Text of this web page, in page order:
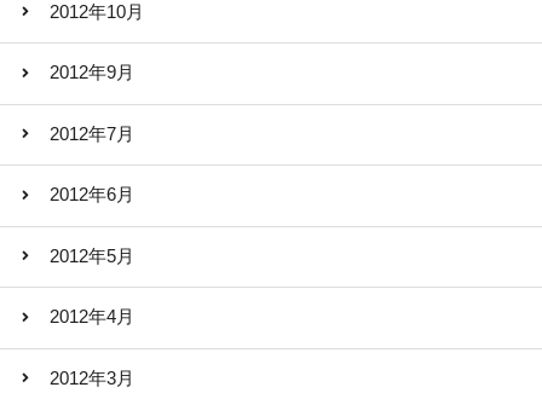
2012年10月
2012年9月
2012年7月
2012年6月
2012年5月
2012年4月
2012年3月